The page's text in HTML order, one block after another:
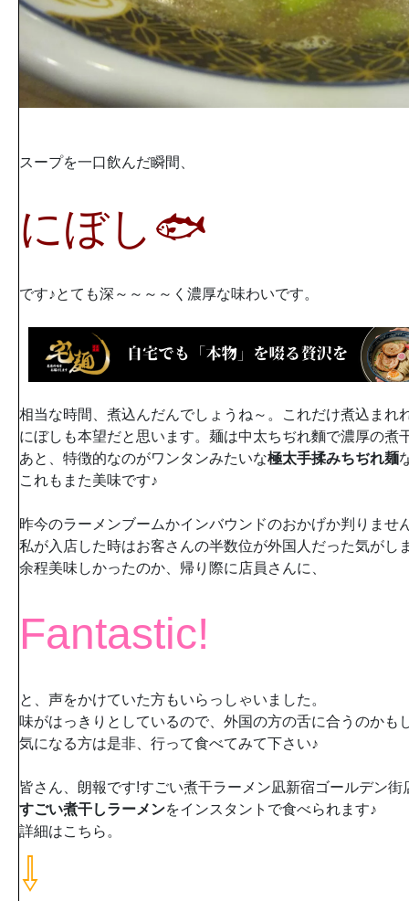
スープを一口飲んだ瞬間、
にぼし🐟
です♪とても深～～～～く濃厚な味わいです。
相当な時間、煮込んだんでしょうね～。これだけ煮込まれ
にぼしも本望だと思います。麺は中太ちぢれ麵で濃厚の煮
あと、特徴的なのがワンタンみたいな極太手揉みちぢれ麺
これもまた美味です♪
昨今のラーメンブームかインバウンドのおかげか判りませ
私が入店した時はお客さんの半数位が外国人だった気がし
余程美味しかったのか、帰り際に店員さんに、
Fantastic!
と、声をかけていた方もいらっしゃいました。
味がはっきりとしているので、外国の方の舌に合うのかも
気になる方は是非、行って食べてみて下さい♪
皆さん、朗報です!すごい煮干ラーメン凪新宿ゴールデン街
すごい煮干しラーメンをインスタントで食べられます♪
詳細はこちら。
⇩